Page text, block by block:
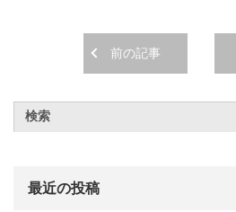
前の記事
最近の投稿